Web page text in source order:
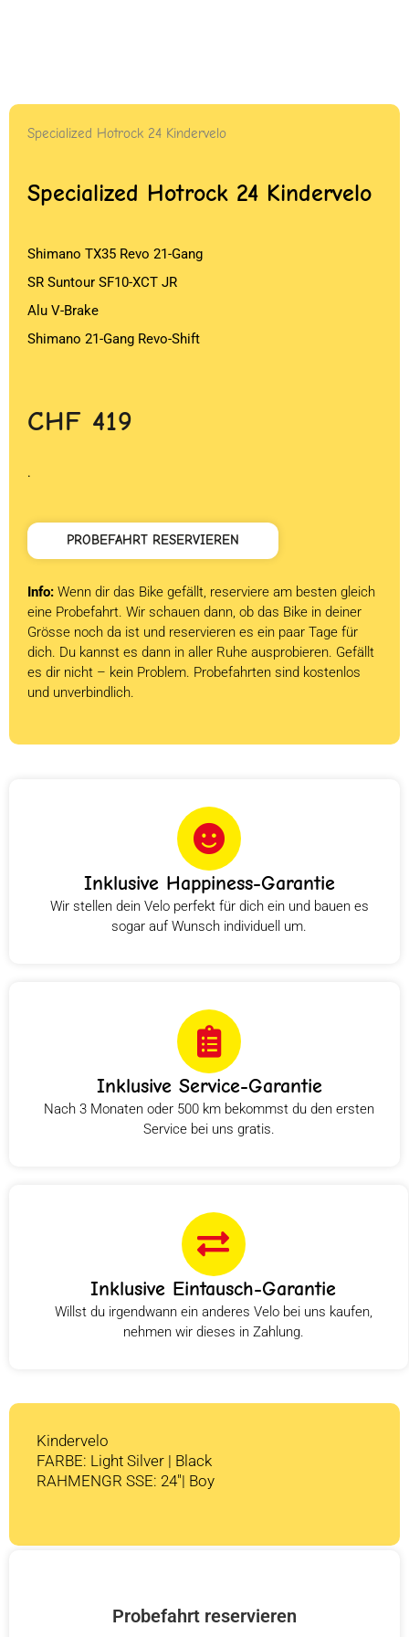
Specialized Hotrock 24 Kindervelo
Specialized Hotrock 24 Kindervelo
Shimano TX35 Revo 21-Gang
SR Suntour SF10-XCT JR
Alu V-Brake
Shimano 21-Gang Revo-Shift
CHF 419
.
PROBEFAHRT RESERVIEREN
Info: Wenn dir das Bike gefällt, reserviere am besten gleich
eine Probefahrt. Wir schauen dann, ob das Bike in deiner
Grösse noch da ist und reservieren es ein paar Tage für
dich. Du kannst es dann in aller Ruhe ausprobieren. Gefällt
es dir nicht – kein Problem. Probefahrten sind kostenlos
und unverbindlich.
Inklusive Happiness-Garantie
Wir stellen dein Velo perfekt für dich ein und bauen es
sogar auf Wunsch individuell um.
Inklusive Service-Garantie
Nach 3 Monaten oder 500 km bekommst du den ersten
Service bei uns gratis.
Inklusive Eintausch-Garantie
Willst du irgendwann ein anderes Velo bei uns kaufen,
nehmen wir dieses in Zahlung.
Kindervelo
FARBE: Light Silver | Black
RAHMENGR SSE: 24″| Boy
Probefahrt reservieren